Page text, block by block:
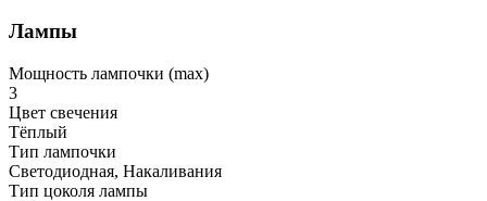
Лампы
Мощность лампочки (max)
3
Цвет свечения
Тёплый
Тип лампочки
Светодиодная, Накаливания
Тип цоколя лампы